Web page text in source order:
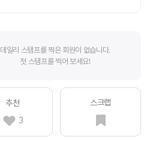
데일리 스탬프를 찍은 회원이 없습니다.
첫 스탬프를 찍어 보세요!
추천
3
스크랩